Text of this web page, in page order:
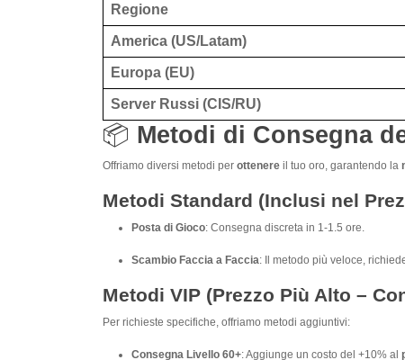
Regione
America (US/Latam)
Europa (EU)
Server Russi (CIS/RU)
📦 Metodi di Consegna
Offriamo diversi metodi per ottenere il tuo oro, garantendo la
Metodi Standard (Inclusi nel
Posta di Gioco: Consegna discreta in 1-1.5 ore.
Scambio Faccia a Faccia: Il metodo più veloce,
Metodi VIP (Prezzo Più Alto –
Per richieste specifiche, offriamo metodi aggiuntivi:
Consegna Livello 60+: Aggiunge un costo del +10% al